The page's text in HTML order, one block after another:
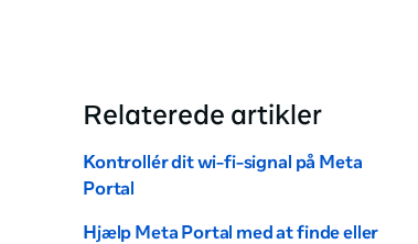
Relaterede artikler
Kontrollér dit wi-fi-signal på Meta
Portal
Hjælp Meta Portal med at finde eller